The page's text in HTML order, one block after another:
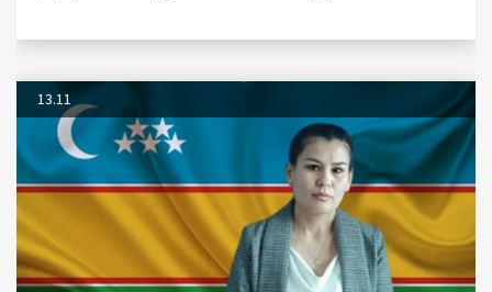
13.11